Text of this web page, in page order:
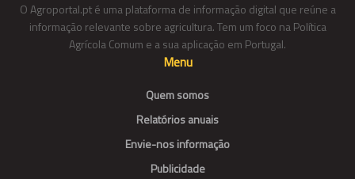
O Agroportal.pt é uma plataforma de informação digital que reúne a
informação relevante sobre agricultura. Tem um foco na Política
Agrícola Comum e a sua aplicação em Portugal.
Menu
Quem somos
Relatórios anuais
Envie-nos informação
Publicidade